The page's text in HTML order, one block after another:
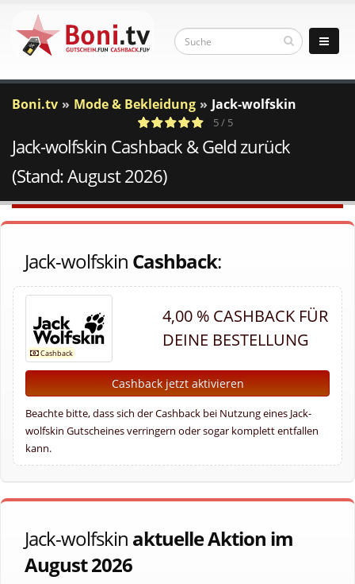
Boni.tv Mode & Bekleidung Jack-wolfskin
a
c
1 Votes
5 / 5
Jack-wolfskin Cashback & Geld zurück
(Stand: August 2026)
Jack-wolfskin Cashback:
4,00 % CASHBACK FÜR
DEINE BESTELLUNG
Cashback jetzt aktivieren
Beachte bitte, dass sich der Cashback bei Nutzung eines Jack-
wolfskin Gutscheines verringern oder sogar komplett entfallen
kann.
Jack-wolfskin aktuelle Aktion im
August 2026